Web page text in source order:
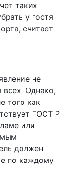
таких
у гостя
считает
не
всех. Однако,
того как
ГОСТ Р
или
должен
по каждому